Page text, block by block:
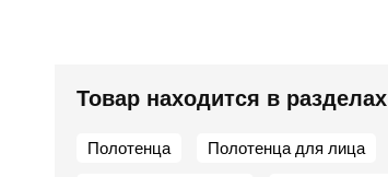
Товар находится в разделах
Полотенца Полотенца для лица